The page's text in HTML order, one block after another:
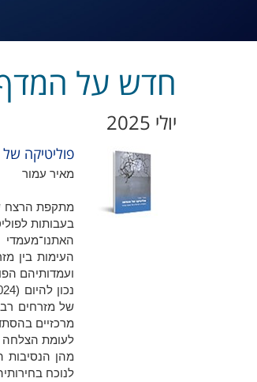
חדש על
יולי 2025
פוליטיקה
מאיר עמור
בעבותות
העימות בין
ועמדותיהם
של מזרחים
מרכזיים
לעומת הצלחה
מהן הנסיבות
לנוכח